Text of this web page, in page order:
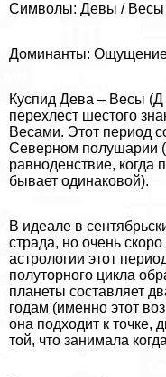
Символы: Девы / Весы
Доминанты:
Куспид Дева – Весы (Д
перехлест шестого
Весами. Этот период
Северном полушарии
равноденствие, когда
бывает одинаковой).
В идеале в
страда, но очень
астрологии этот
полуторного цикла
планеты составляет
годам (именно этот
она подходит к точке,
той, что занимала